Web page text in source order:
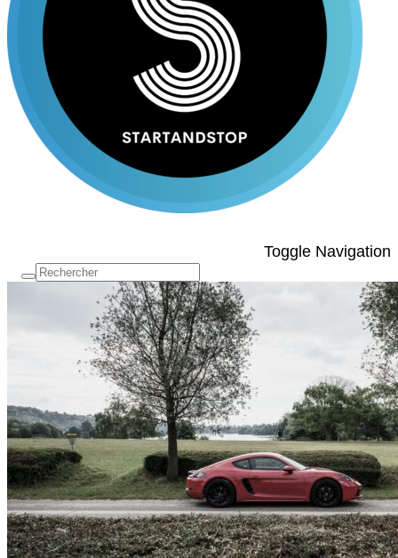
Toggle Navigation